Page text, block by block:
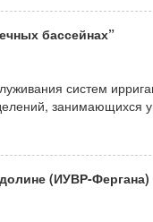
бассейнах”
систем
(ИУВР-Фергана)